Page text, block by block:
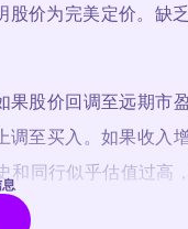
价为完美定价。缺
股价回调至远期市
至买入。如果收入
同行似乎估值过高